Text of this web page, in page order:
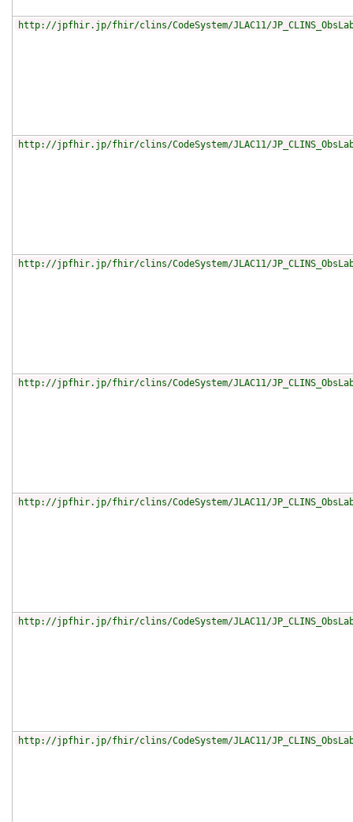
http://jpfhir.jp/fhir/clins/CodeSystem/JLAC11/
http://jpfhir.jp/fhir/clins/CodeSystem/JLAC11/
http://jpfhir.jp/fhir/clins/CodeSystem/JLAC11/
http://jpfhir.jp/fhir/clins/CodeSystem/JLAC11/
http://jpfhir.jp/fhir/clins/CodeSystem/JLAC11/
http://jpfhir.jp/fhir/clins/CodeSystem/JLAC11/
http://jpfhir.jp/fhir/clins/CodeSystem/JLAC11/